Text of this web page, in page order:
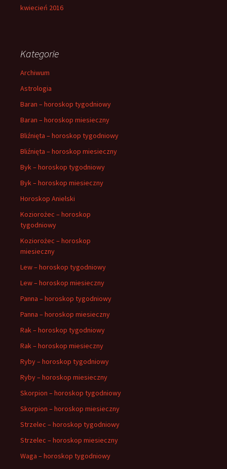
kwiecień 2016
Kategorie
Archiwum
Astrologia
Baran – horoskop tygodniowy
Baran – horoskop miesieczny
Bliźnięta – horoskop tygodniowy
Bliźnięta – horoskop miesieczny
Byk – horoskop tygodniowy
Byk – horoskop miesieczny
Horoskop Anielski
Koziorożec – horoskop
tygodniowy
Koziorożec – horoskop
miesieczny
Lew – horoskop tygodniowy
Lew – horoskop miesieczny
Panna – horoskop tygodniowy
Panna – horoskop miesieczny
Rak – horoskop tygodniowy
Rak – horoskop miesieczny
Ryby – horoskop tygodniowy
Ryby – horoskop miesieczny
Skorpion – horoskop tygodniowy
Skorpion – horoskop miesieczny
Strzelec – horoskop tygodniowy
Strzelec – horoskop miesieczny
Waga – horoskop tygodniowy